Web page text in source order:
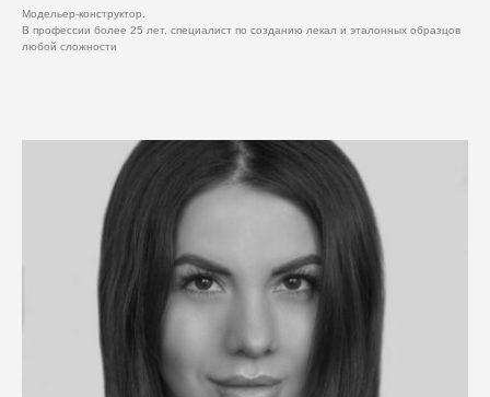
Модельер-конструктор.
В профессии более 25 лет, специалист по созданию лекал и эталонных образцов
любой сложности